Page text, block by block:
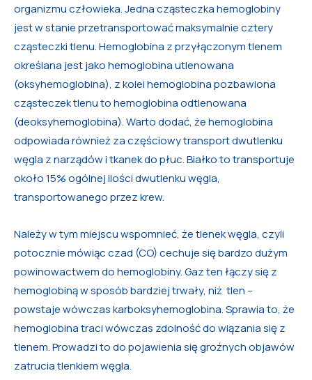
organizmu człowieka. Jedna cząsteczka hemoglobiny
jest w stanie przetransportować maksymalnie cztery
cząsteczki tlenu. Hemoglobina z przyłączonym tlenem
określana jest jako hemoglobina utlenowana
(oksyhemoglobina), z kolei hemoglobina pozbawiona
cząsteczek tlenu to hemoglobina odtlenowana
(deoksyhemoglobina). Warto dodać, że hemoglobina
odpowiada również za częściowy transport dwutlenku
węgla z narządów i tkanek do płuc. Białko to transportuje
około 15% ogólnej ilości dwutlenku węgla,
transportowanego przez krew.
Należy w tym miejscu wspomnieć, że tlenek węgla, czyli
potocznie mówiąc czad (CO) cechuje się bardzo dużym
powinowactwem do hemoglobiny. Gaz ten łączy się z
hemoglobiną w sposób bardziej trwały, niż tlen –
powstaje wówczas karboksyhemoglobina. Sprawia to, że
hemoglobina traci wówczas zdolność do wiązania się z
tlenem. Prowadzi to do pojawienia się groźnych objawów
zatrucia tlenkiem węgla.